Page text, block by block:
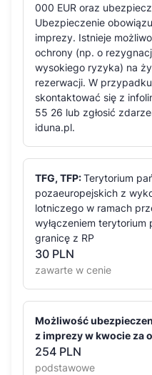
000 EUR oraz
Ubezpieczenie
imprezy. Istnieje
ochrony (np. o
wysokiego ryzyka) na
rezerwacji. W
skontaktować się z
55 26 lub zgłosić
iduna.pl.
TFG, TFP:Terytorium
pozaeuropejskich z
lotniczego w ramach
wyłączeniem
granicę z RP
30 PLN
zawarte w cenie
Możliwość
z imprezy w kwocie za
254 PLN
podstawowe